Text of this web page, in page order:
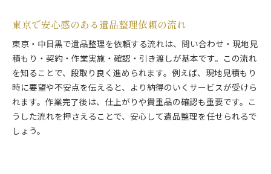
東京で安心感のある遺品整理依頼の流れ
東京・中目黒で遺品整理を依頼する流れは、問い合わせ・現地見
積もり・契約・作業実施・確認・引き渡しが基本です。この流れ
を知ることで、段取り良く進められます。例えば、現地見積もり
時に要望や不安点を伝えると、より納得のいくサービスが受けら
れます。作業完了後は、仕上がりや貴重品の確認も重要です。こ
うした流れを押さえることで、安心して遺品整理を任せられるで
しょう。